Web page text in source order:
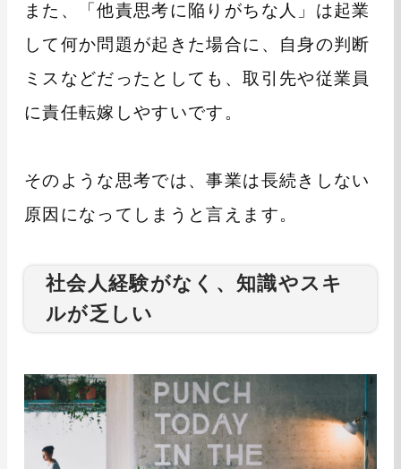
また、「他責思考に陥りがちな人」は起業
して何か問題が起きた場合に、自身の判断
ミスなどだったとしても、取引先や従業員
に責任転嫁しやすいです。
そのような思考では、事業は長続きしない
原因になってしまうと言えます。
社会人経験がなく、知識やスキ
ルが乏しい